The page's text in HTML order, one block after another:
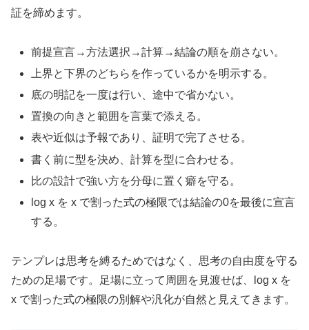
証を締めます。
前提宣言→方法選択→計算→結論の順を崩さない。
上界と下界のどちらを作っているかを明示する。
底の明記を一度は行い、途中で省かない。
置換の向きと範囲を言葉で添える。
表や近似は予報であり、証明で完了させる。
書く前に型を決め、計算を型に合わせる。
比の設計で強い方を分母に置く癖を守る。
log x を x で割った式の極限では結論の0を最後に宣言
する。
テンプレは思考を縛るためではなく、思考の自由度を守る
ための足場です。足場に立って周囲を見渡せば、log x を
x で割った式の極限の別解や汎化が自然と見えてきます。